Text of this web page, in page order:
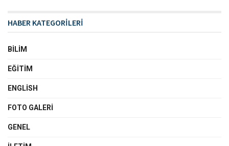
HABER KATEGORİLERİ
BILIM
EĞITIM
ENGLISH
FOTO GALERI
GENEL